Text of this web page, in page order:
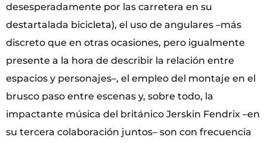
desesperadamente por las carretera en su
destartalada bicicleta), el uso de angulares –más
discreto que en otras ocasiones, pero igualmente
presente a la hora de describir la relación entre
espacios y personajes–, el empleo del montaje en el
brusco paso entre escenas y, sobre todo, la
impactante música del británico Jerskin Fendrix –en
su tercera colaboración juntos– son con frecuencia